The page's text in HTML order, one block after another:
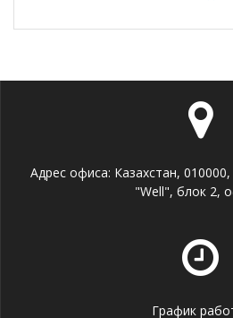
Адрес офиса: Казахстан,
"Well", блок 2,
График